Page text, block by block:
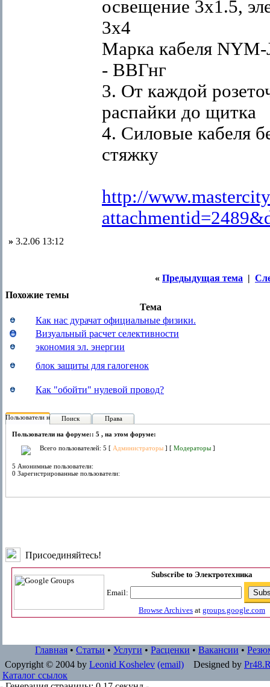
освещение 3х1.5,
3х4
Марка кабеля
- ВВГнг
3. От каждой
распайки до щитка
4. Силовые кабеля
стяжку
http://
» 3.2.06 13:12
« Предыдущая тема |
Похожие темы
Тема
Как нас дурачат официальные физики.
Визуальный расчет селективности
экономия эл. энергии
блок защиты для галогенок
Как "обойти" нулевой провод?
Пользователи на форуме:
Поиск Права
Пользователи на форуме:: 5 , на этом форуме:
Всего пользователей: 5 [ Администраторы ] [ Модераторы ]
5 Анонимные пользователи:
0 Зарегистрированные пользователи:
Присоединяйтесь!
Subscribe to Электротехника
Email:
Browse Archives at groups.google.com
Главная • Статьи • Услуги • Расценки • Вакансии •
Copyright © 2004 by Leonid Koshelev (email) Designed by
Каталог ссылок